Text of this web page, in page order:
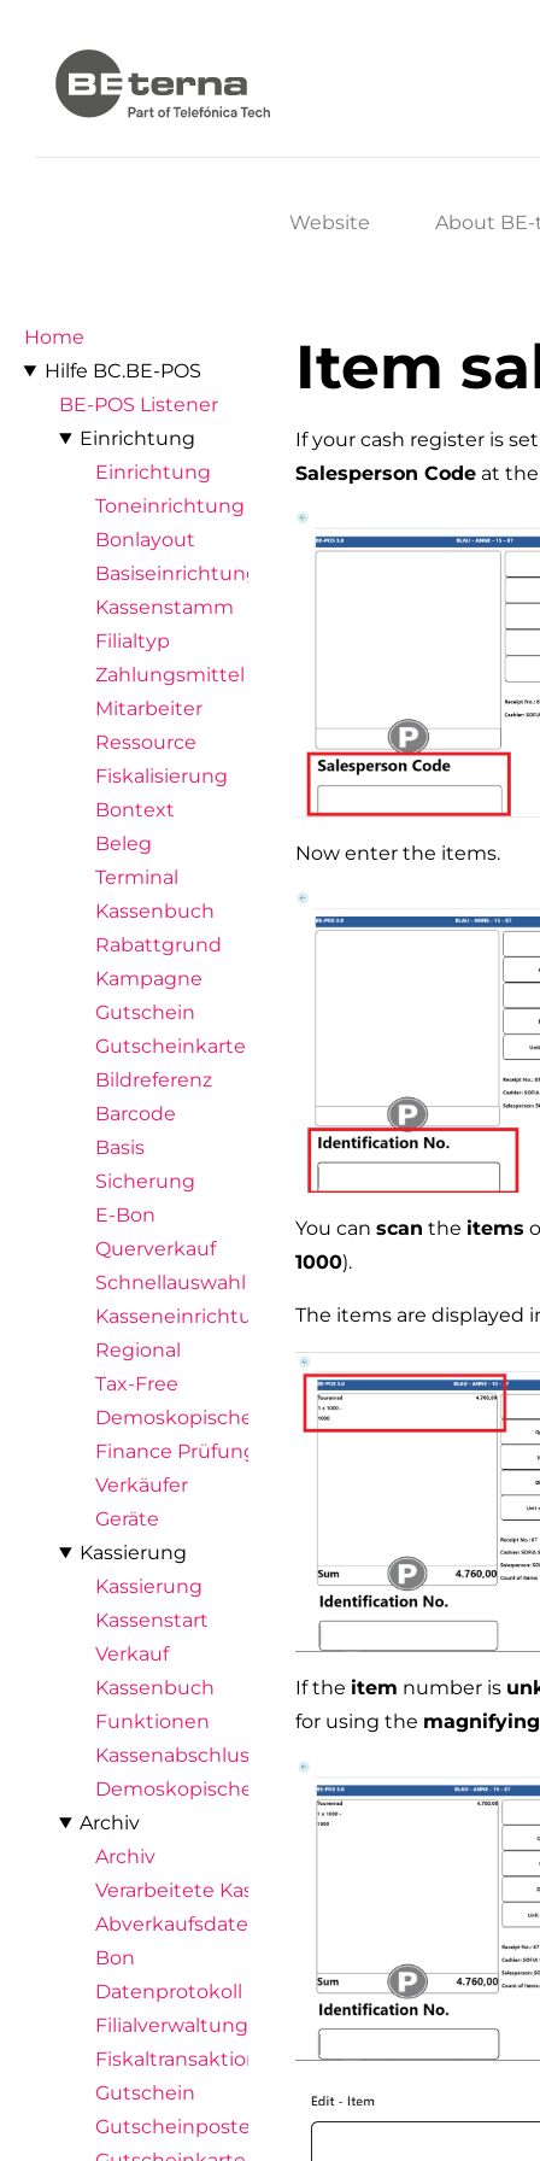
Website About
Home
Hilfe BC.BE-POS
BE-POS Listener
Einrichtung
Einrichtung
Toneinrichtung
Bonlayout
Basiseinrichtungsassistent
Kassenstamm
Filialtyp
Zahlungsmittel
Mitarbeiter
Ressource
Fiskalisierung
Bontext
Beleg
Terminal
Kassenbuch
Rabattgrund
Kampagne
Gutschein
Gutscheinkarte
Bildreferenz
Barcode
Basis
Sicherung
E-Bon
Querverkauf
Schnellauswahl
Kasseneinrichtung
Regional
Tax-Free
Demoskopische Abfrage
Finance Prüfungen
Verkäufer
Geräte
Kassierung
Kassierung
Kassenstart
Verkauf
Kassenbuch
Funktionen
Kassenabschluss
Demoskopische Abfrage
Archiv
Archiv
Verarbeitete Kassenimporte
Abverkaufsdaten
Bon
Datenprotokoll
Filialverwaltungsposten
Fiskaltransaktion
Gutschein
Gutscheinposten
Item
If your cash register is
Salesperson Code at
Now enter the items.
You can scan the items
1000).
The items are displayed
If the item number is
for using the